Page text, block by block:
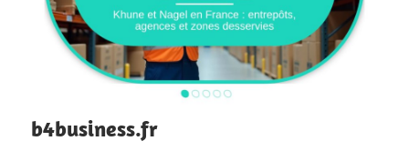
b4business.fr